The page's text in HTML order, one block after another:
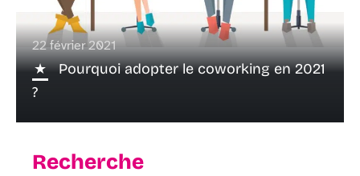
22 février 2021
Pourquoi adopter le coworking en 2021
?
Recherche